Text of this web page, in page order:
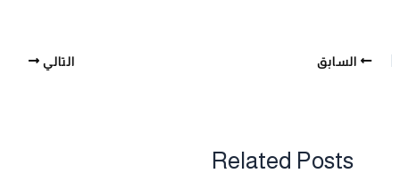
السابق التالي
Related Posts